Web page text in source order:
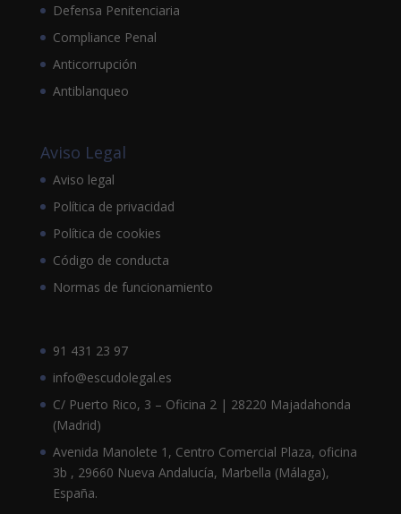
Defensa Penitenciaria
Compliance Penal
Anticorrupción
Antiblanqueo
Aviso Legal
Aviso legal
Política de privacidad
Política de cookies
Código de conducta
Normas de funcionamiento
91 431 23 97
info@escudolegal.es
C/ Puerto Rico, 3 – Oficina 2 | 28220 Majadahonda
(Madrid)
Avenida Manolete 1, Centro Comercial Plaza, oficina
3b , 29660 Nueva Andalucía, Marbella (Málaga),
España.